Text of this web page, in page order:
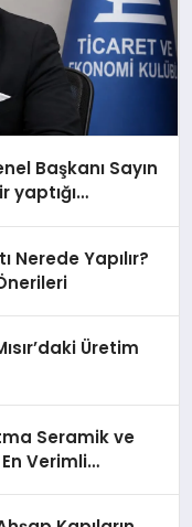
Başkanı Sayın
yaptığı
Nerede Yapılır?
Üretim
Seramik ve
Verimli